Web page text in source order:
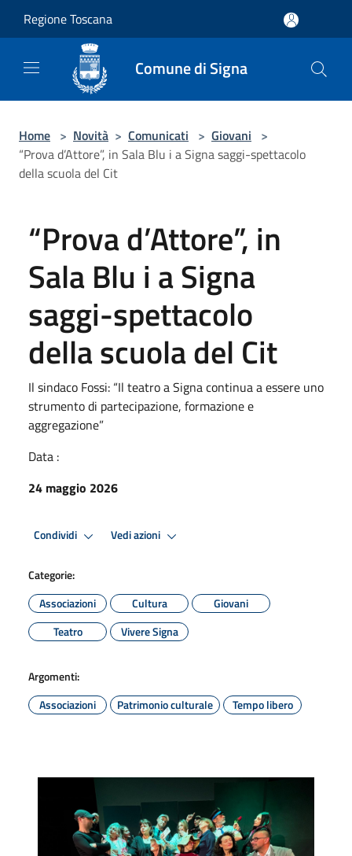
Regione Toscana
Comune di Signa
Home > Novità > Comunicati > Giovani >
“Prova d’Attore”, in Sala Blu i a Signa saggi-spettacolo
della scuola del Cit
“Prova d’Attore”, in
Sala Blu i a Signa
saggi-spettacolo
della scuola del Cit
Il sindaco Fossi: “Il teatro a Signa continua a essere uno
strumento di partecipazione, formazione e
aggregazione”
Data :
24 maggio 2026
Condividi Vedi azioni
Categorie:
Associazioni
Cultura
Giovani
Teatro
Vivere Signa
Argomenti:
Associazioni
Patrimonio culturale Tempo libero